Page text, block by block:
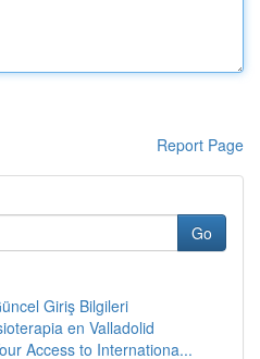
Report Page
Go
Giriş Bilgileri
en Valladolid
Access to Internationa...